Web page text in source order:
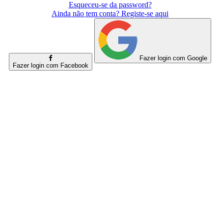
Esqueceu-se da password?
Ainda não tem conta? Registe-se aqui
Fazer login com Facebook
Fazer login com Google